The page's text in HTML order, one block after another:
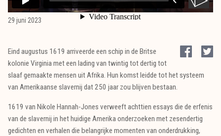
29 juni 2023
Eind augustus 1619 arriveerde een schip in de Britse
kolonie Virginia met een lading van twintig tot dertig tot
slaaf gemaakte mensen uit Afrika. Hun komst leidde tot het systeem
van Amerikaanse slavernij dat 250 jaar zou blijven bestaan.
1619 van Nikole Hannah-Jones verweeft achttien essays die de erfenis
van de slavernij in het huidige Amerika onderzoeken met zesendertig
gedichten en verhalen die belangrijke momenten van onderdrukking,